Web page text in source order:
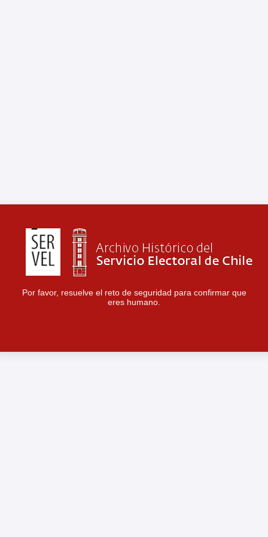
Por favor, resuelve el reto de seguridad para confirmar que
eres humano.